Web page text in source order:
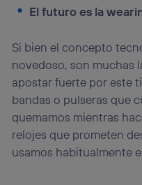
El futuro es la
Si bien el concepto
novedoso, son muchas
apostar fuerte por este
bandas o pulseras que
quemamos mientras
relojes que prometen
usamos habitualmente